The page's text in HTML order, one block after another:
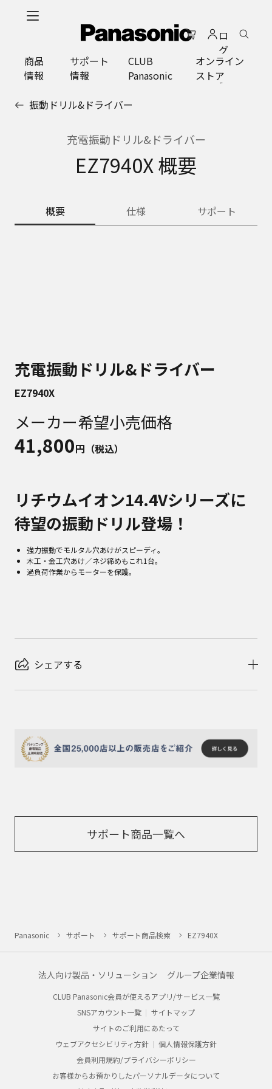
ロ
グ
イ
ン
商品
情報
サポート
情報
CLUB
Panasonic
オンライン
ストア
振動ドリル&ドライバー
充電振動ドリル&ドライバー
EZ7940X 概要
概要 仕様 サポート
充電振動ドリル&ドライバー
EZ7940X
メーカー希望小売価格
41,800円（税込）
リチウムイオン14.4Vシリーズに
待望の振動ドリル登場！
強力振動でモルタル穴あけがスピーディ。
木工・金工穴あけ／ネジ締めもこれ1台。
過負荷作業からモーターを保護。
シェアする
サポート商品一覧へ
Panasonic サポート サポート商品検索 EZ7940X
法人向け製品・ソリューション グループ企業情報
CLUB Panasonic会員が使えるアプリ/サービス一覧
SNSアカウント一覧
サイトマップ
サイトのご利用にあたって
ウェブアクセシビリティ方針
個人情報保護方針
会員利用規約/プライバシーポリシー
お客様からお預かりしたパーソナルデータについて